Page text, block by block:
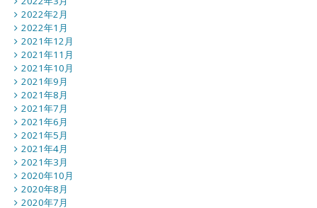
2022年2月
2022年1月
2021年12月
2021年11月
2021年10月
2021年9月
2021年8月
2021年7月
2021年6月
2021年5月
2021年4月
2021年3月
2020年10月
2020年8月
2020年7月